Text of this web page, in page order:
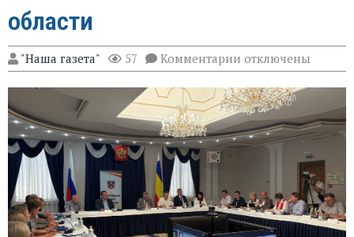
области
"Наша газета" 57 Комментарии к
записи
Эксперт
Александр
Брод
высоко
оценил
подготовку
наблюдателей
Ростовской
области
отключены